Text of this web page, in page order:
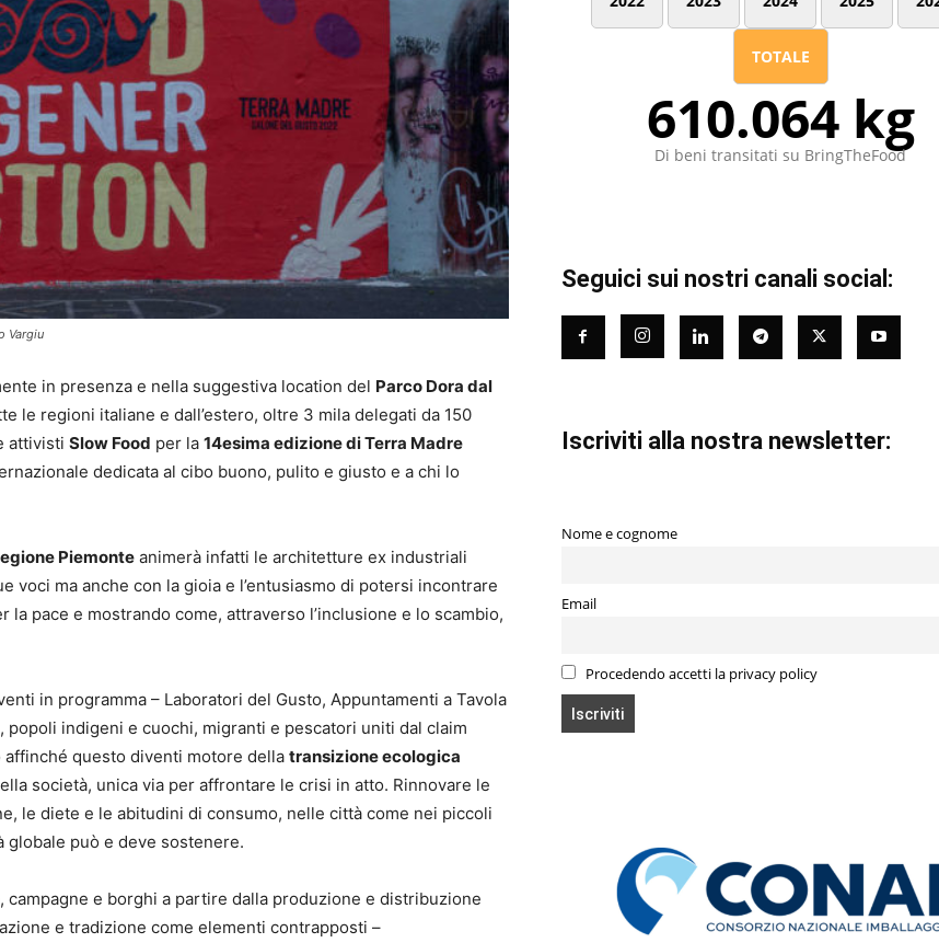
Vargiu
in presenza e nella suggestiva location del Parco Dora dal
le regioni italiane e dall’estero, oltre 3 mila delegati da 150
attivisti Slow Food per la 14esima edizione di Terra Madre
dedicata al cibo buono, pulito e giusto e a chi lo
Piemonte animerà infatti le architetture ex industriali
voci ma anche con la gioia e l’entusiasmo di potersi incontrare
pace e mostrando come, attraverso l’inclusione e lo scambio,
in programma – Laboratori del Gusto, Appuntamenti a Tavola
indigeni e cuochi, migranti e pescatori uniti dal claim
questo diventi motore della transizione ecologica
società, unica via per affrontare le crisi in atto. Rinnovare le
le diete e le abitudini di consumo, nelle città come nei piccoli
può e deve sostenere.
e borghi a partire dalla produzione e distribuzione
e tradizione come elementi contrapposti –
TOTALE
610.064 kg
Di beni transitati su BringTheFood
Seguici sui nostri canali social:
Iscriviti alla nostra newsletter:
Nome e cognome
Email
Procedendo accetti la privacy policy